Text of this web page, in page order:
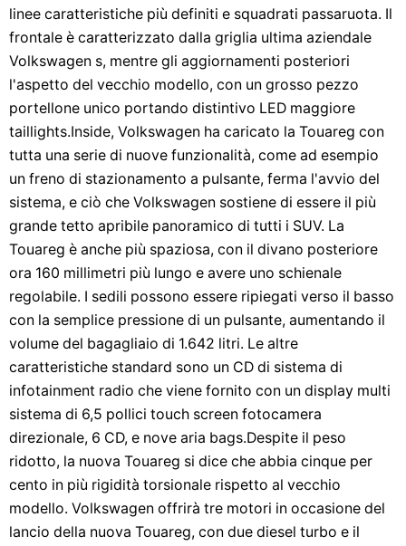
linee caratteristiche più definiti e squadrati passaruota. Il
frontale è caratterizzato dalla griglia ultima aziendale
Volkswagen s, mentre gli aggiornamenti posteriori
l'aspetto del vecchio modello, con un grosso pezzo
portellone unico portando distintivo LED maggiore
taillights.Inside, Volkswagen ha caricato la Touareg con
tutta una serie di nuove funzionalità, come ad esempio
un freno di stazionamento a pulsante, ferma l'avvio del
sistema, e ciò che Volkswagen sostiene di essere il più
grande tetto apribile panoramico di tutti i SUV. La
Touareg è anche più spaziosa, con il divano posteriore
ora 160 millimetri più lungo e avere uno schienale
regolabile. I sedili possono essere ripiegati verso il basso
con la semplice pressione di un pulsante, aumentando il
volume del bagagliaio di 1.642 litri. Le altre
caratteristiche standard sono un CD di sistema di
infotainment radio che viene fornito con un display multi
sistema di 6,5 pollici touch screen fotocamera
direzionale, 6 CD, e nove aria bags.Despite il peso
ridotto, la nuova Touareg si dice che abbia cinque per
cento in più rigidità torsionale rispetto al vecchio
modello. Volkswagen offrirà tre motori in occasione del
lancio della nuova Touareg, con due diesel turbo e il